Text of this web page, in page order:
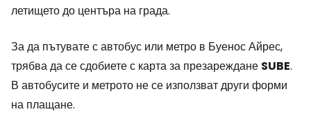
летището до центъра на града.
За да пътувате с автобус или метро в Буенос Айрес,
трябва да се сдобиете с карта за презареждане SUBE.
В автобусите и метрото не се използват други форми
на плащане.